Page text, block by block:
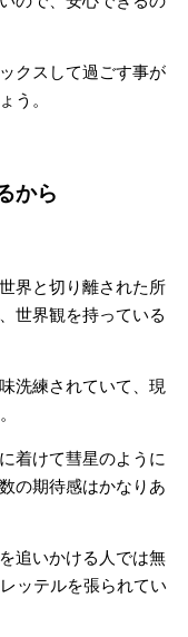
クスして過ごす事が
う。
から
界と切り離された所
世界観を持っている
洗練されていて、現
着けて彗星のように
の期待感はかなりあ
追いかける人では無
ッテルを張られてい